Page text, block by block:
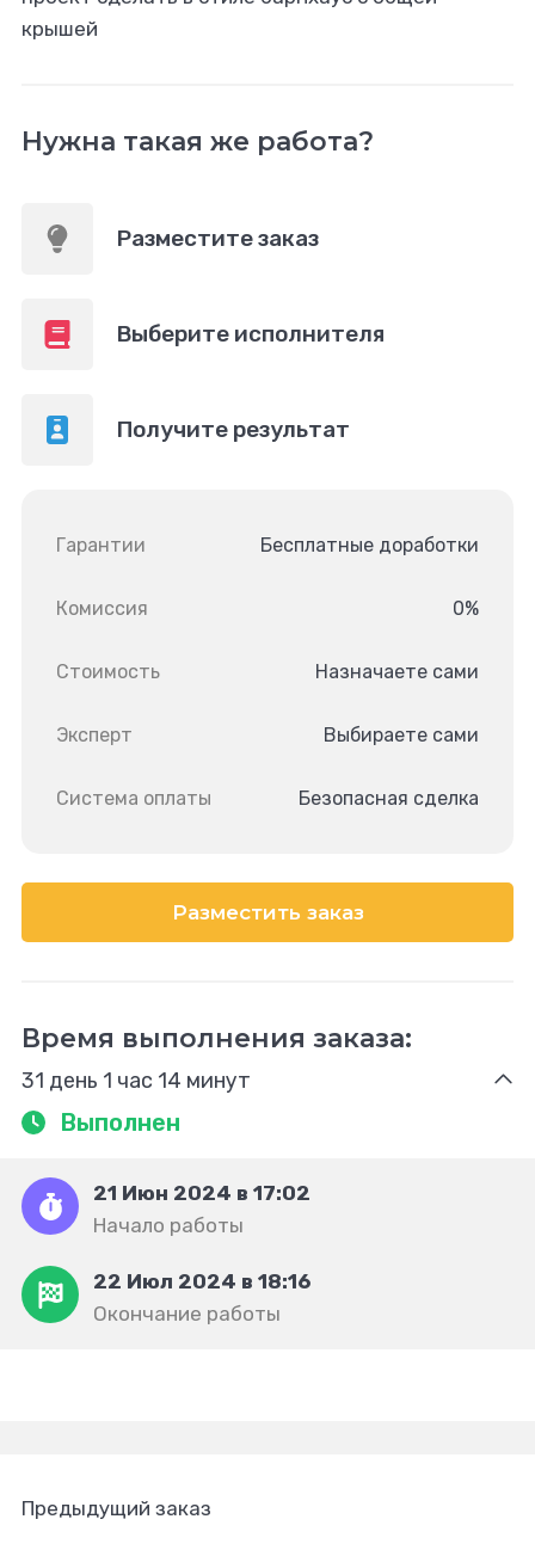
крышей
Нужна такая же работа?
Разместите заказ
Выберите исполнителя
Получите результат
Гарантии Бесплатные доработки
Комиссия 0%
Стоимость Назначаете сами
Эксперт Выбираете сами
Система оплаты Безопасная сделка
Разместить заказ
Время выполнения заказа:
31 день 1 час 14 минут
Выполнен
21 Июн 2024 в 17:02
Начало работы
22 Июл 2024 в 18:16
Окончание работы
Предыдущий заказ